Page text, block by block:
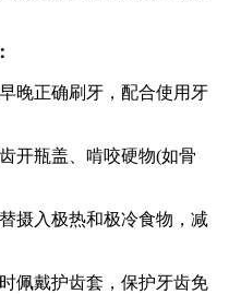
正确刷牙，配合使用牙
瓶盖、啃咬硬物(如骨
入极热和极冷食物，减
戴护齿套，保护牙齿免